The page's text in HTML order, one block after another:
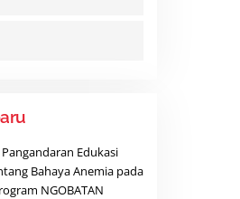
Pangandaran Edukasi
Bahaya Anemia pada
NGOBATAN